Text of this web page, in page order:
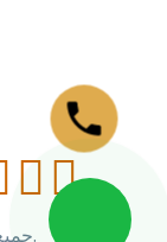
© جميع الحقوق محفوظة لشركة بوابة الثقة 2025.